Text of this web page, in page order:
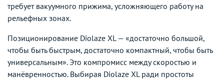
требует вакуумного прижима, усложняющего работу на
рельефных зонах.
Позиционирование Diolaze XL — «достаточно большой,
чтобы быть быстрым, достаточно компактный, чтобы быть
универсальным». Это компромисс между скоростью и
манёвренностью. Выбирая Diolaze XL ради простоты